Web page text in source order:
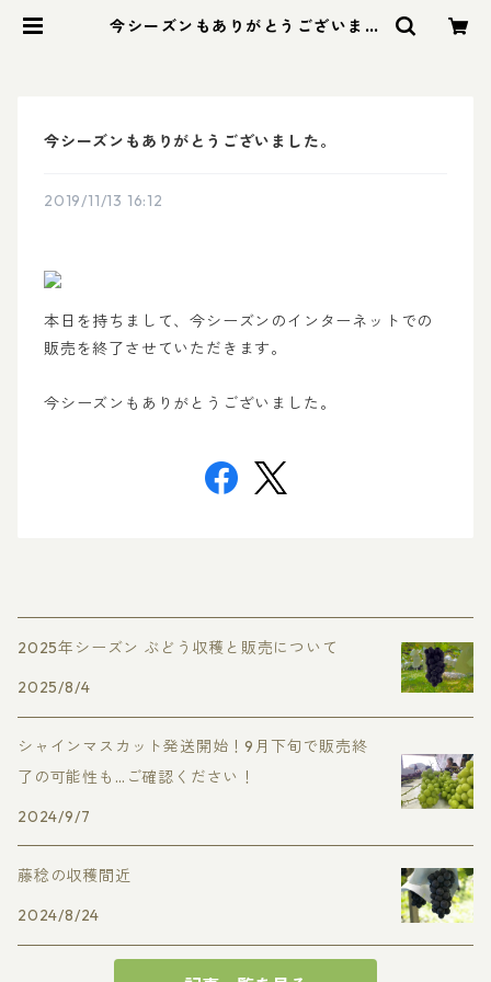
今シーズンもありがとうございまし
今シーズンもありがとうございました。
2019/11/13 16:12
本日を持ちまして、今シーズンのインターネットでの
販売を終了させていただきます。
今シーズンもありがとうございました。
2025年シーズン ぶどう収穫と販売について
2025/8/4
シャインマスカット発送開始！9月下旬で販売終
了の可能性も…ご確認ください！
2024/9/7
藤稔の収穫間近
2024/8/24